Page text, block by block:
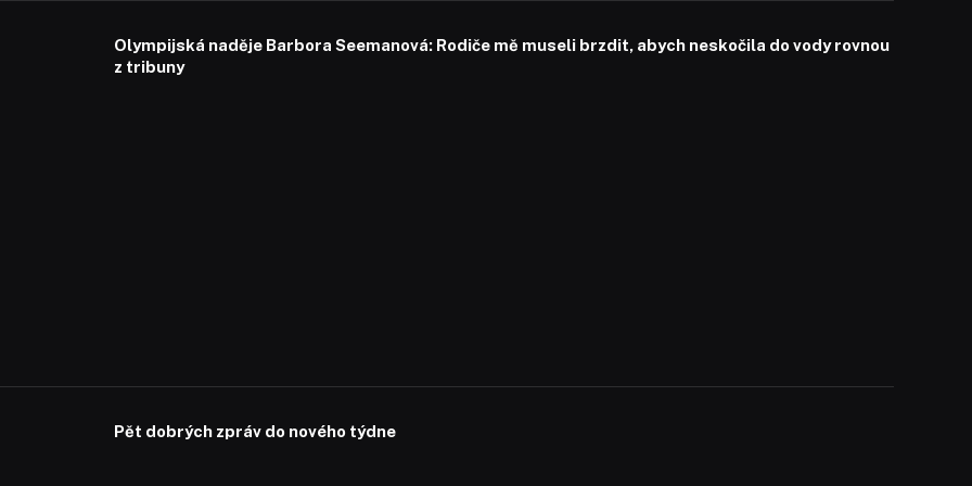
Olympijská naděje Barbora Seemanová: Rodiče mě museli brzdit, abych neskočila do vody rovnou
z tribuny
Pět dobrých zpráv do nového týdne